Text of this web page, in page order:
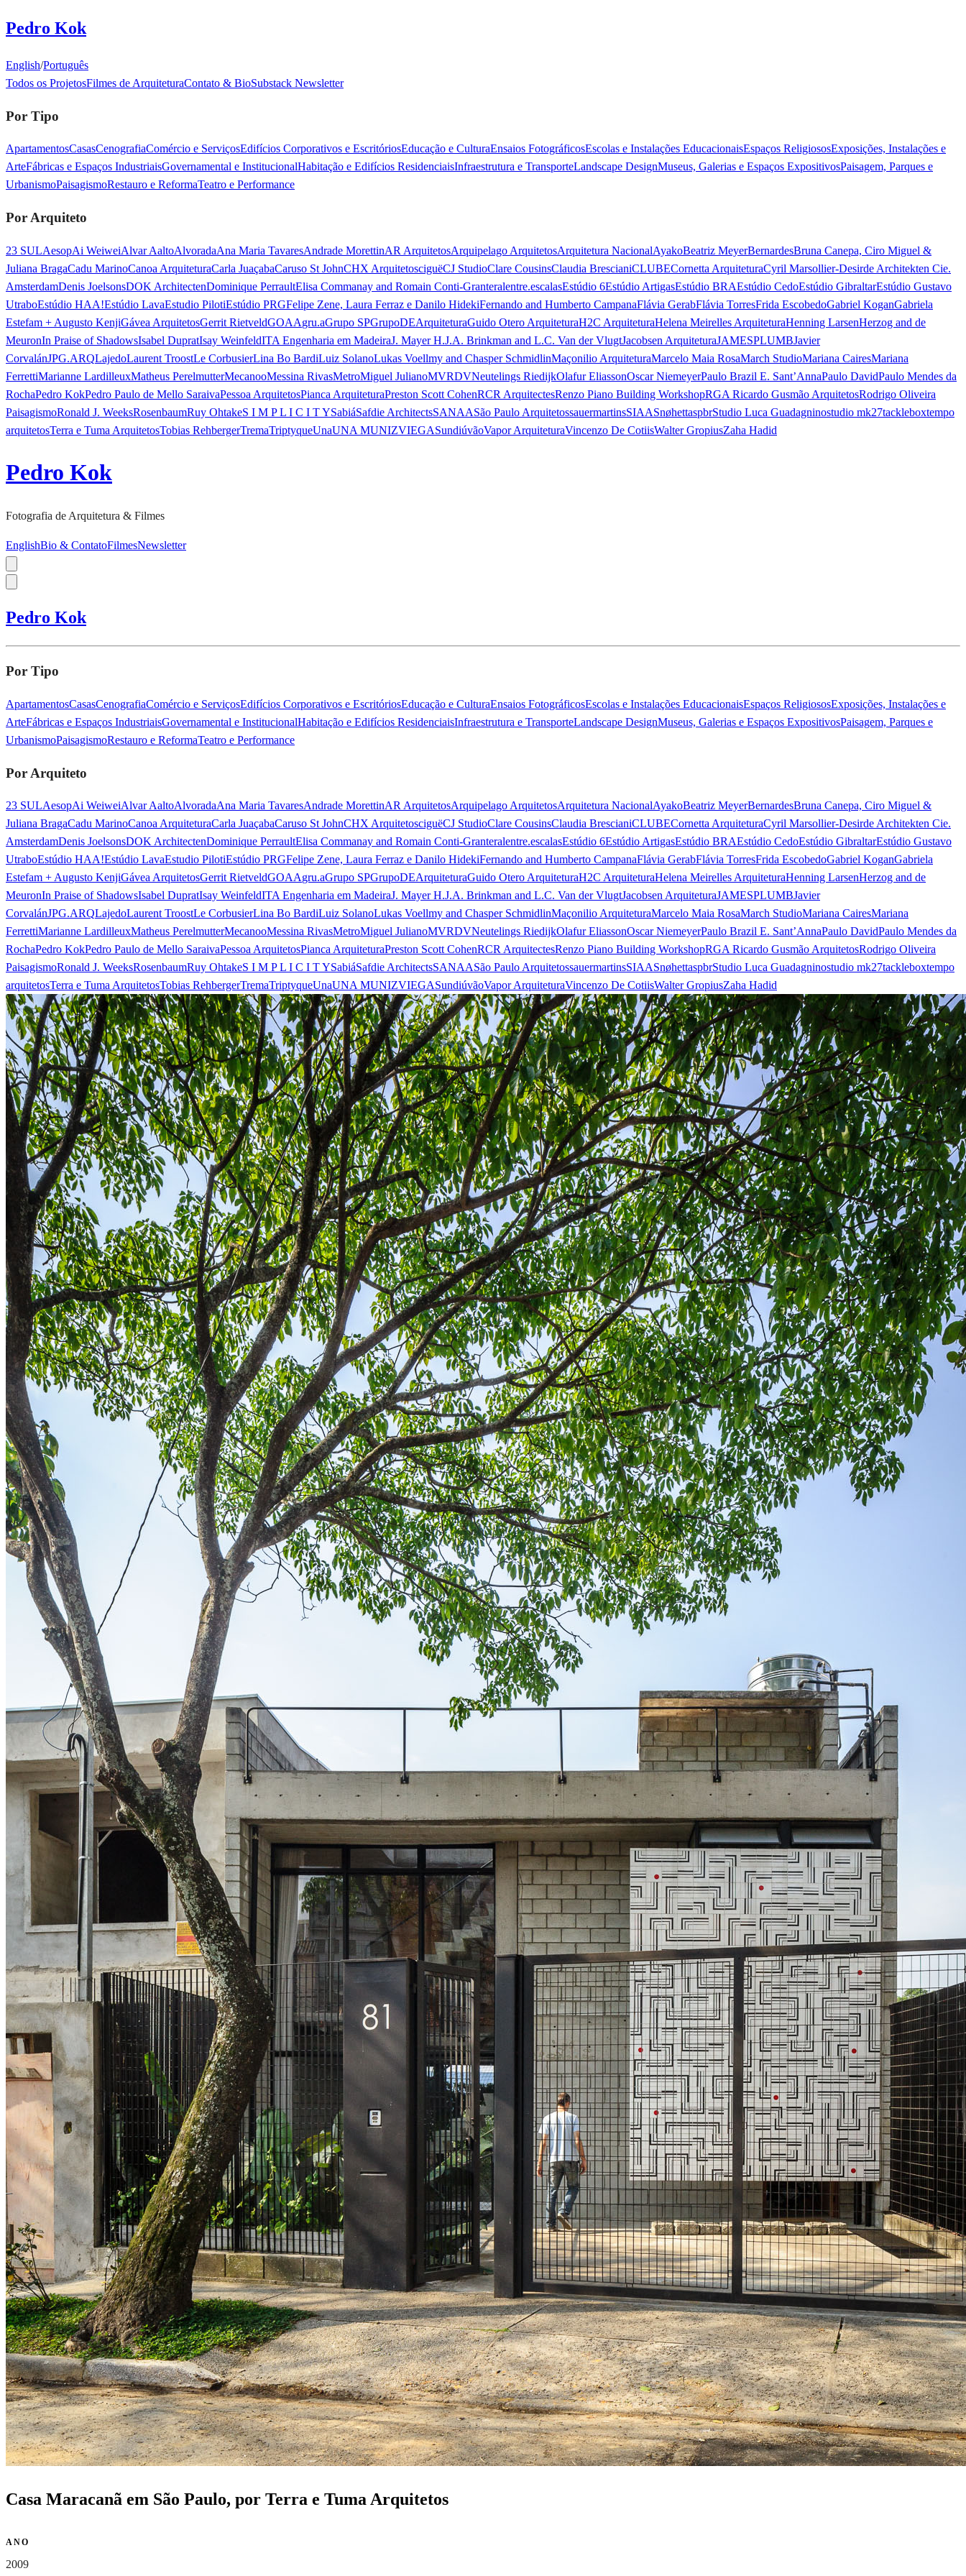
Pedro Kok
English/Português
Todos os ProjetosFilmes de ArquiteturaContato & BioSubstack Newsletter
Por Tipo
ApartamentosCasasCenografiaComércio e ServiçosEdifícios Corporativos e EscritóriosEducação e CulturaEnsaios FotográficosEscolas e Instalações EducacionaisEspaços ReligiososExposições, Instalações e
ArteFábricas e Espaços IndustriaisGovernamental e InstitucionalHabitação e Edifícios ResidenciaisInfraestrutura e TransporteLandscape DesignMuseus, Galerias e Espaços ExpositivosPaisagem, Parques e
UrbanismoPaisagismoRestauro e ReformaTeatro e Performance
Por Arquiteto
23 SULAesopAi WeiweiAlvar AaltoAlvoradaAna Maria TavaresAndrade MorettinAR ArquitetosArquipelago ArquitetosArquitetura NacionalAyakoBeatriz MeyerBernardesBruna Canepa, Ciro Miguel &
Juliana BragaCadu MarinoCanoa ArquiteturaCarla JuaçabaCaruso St JohnCHX ArquitetosciguëCJ StudioClare CousinsClaudia BrescianiCLUBECornetta ArquiteturaCyril Marsollier-Desirde Architekten Cie.
AmsterdamDenis JoelsonsDOK ArchitectenDominique PerraultElisa Commanay and Romain Conti-Granteralentre.escalasEstúdio 6Estúdio ArtigasEstúdio BRAEstúdio CedoEstúdio GibraltarEstúdio Gustavo
UtraboEstúdio HAA!Estúdio LavaEstudio PilotiEstúdio PRGFelipe Zene, Laura Ferraz e Danilo HidekiFernando and Humberto CampanaFlávia GerabFlávia TorresFrida EscobedoGabriel KoganGabriela
Estefam + Augusto KenjiGávea ArquitetosGerrit RietveldGOAAgru.aGrupo SPGrupoDEArquiteturaGuido Otero ArquiteturaH2C ArquiteturaHelena Meirelles ArquiteturaHenning LarsenHerzog and de
MeuronIn Praise of ShadowsIsabel DupratIsay WeinfeldITA Engenharia em MadeiraJ. Mayer H.J.A. Brinkman and L.C. Van der VlugtJacobsen ArquiteturaJAMESPLUMBJavier
CorvalánJPG.ARQLajedoLaurent TroostLe CorbusierLina Bo BardiLuiz SolanoLukas Voellmy and Chasper SchmidlinMaçonilio ArquiteturaMarcelo Maia RosaMarch StudioMariana CairesMariana
FerrettiMarianne LardilleuxMatheus PerelmutterMecanooMessina RivasMetroMiguel JulianoMVRDVNeutelings RiedijkOlafur EliassonOscar NiemeyerPaulo Brazil E. Sant’AnnaPaulo DavidPaulo Mendes da
RochaPedro KokPedro Paulo de Mello SaraivaPessoa ArquitetosPianca ArquiteturaPreston Scott CohenRCR ArquitectesRenzo Piano Building WorkshopRGA Ricardo Gusmão ArquitetosRodrigo Oliveira
PaisagismoRonald J. WeeksRosenbaumRuy OhtakeS I M P L I C I T YSabiáSafdie ArchitectsSANAASão Paulo ArquitetossauermartinsSIAASnøhettaspbrStudio Luca Guadagninostudio mk27tackleboxtempo
arquitetosTerra e Tuma ArquitetosTobias RehbergerTremaTriptyqueUnaUNA MUNIZVIEGASundiúvãoVapor ArquiteturaVincenzo De CotiisWalter GropiusZaha Hadid
Pedro Kok
Fotografia de Arquitetura & Filmes
EnglishBio & ContatoFilmesNewsletter
Pedro Kok
Por Tipo
ApartamentosCasasCenografiaComércio e ServiçosEdifícios Corporativos e EscritóriosEducação e CulturaEnsaios FotográficosEscolas e Instalações EducacionaisEspaços ReligiososExposições, Instalações e
ArteFábricas e Espaços IndustriaisGovernamental e InstitucionalHabitação e Edifícios ResidenciaisInfraestrutura e TransporteLandscape DesignMuseus, Galerias e Espaços ExpositivosPaisagem, Parques e
UrbanismoPaisagismoRestauro e ReformaTeatro e Performance
Por Arquiteto
23 SULAesopAi WeiweiAlvar AaltoAlvoradaAna Maria TavaresAndrade MorettinAR ArquitetosArquipelago ArquitetosArquitetura NacionalAyakoBeatriz MeyerBernardesBruna Canepa, Ciro Miguel &
Juliana BragaCadu MarinoCanoa ArquiteturaCarla JuaçabaCaruso St JohnCHX ArquitetosciguëCJ StudioClare CousinsClaudia BrescianiCLUBECornetta ArquiteturaCyril Marsollier-Desirde Architekten Cie.
AmsterdamDenis JoelsonsDOK ArchitectenDominique PerraultElisa Commanay and Romain Conti-Granteralentre.escalasEstúdio 6Estúdio ArtigasEstúdio BRAEstúdio CedoEstúdio GibraltarEstúdio Gustavo
UtraboEstúdio HAA!Estúdio LavaEstudio PilotiEstúdio PRGFelipe Zene, Laura Ferraz e Danilo HidekiFernando and Humberto CampanaFlávia GerabFlávia TorresFrida EscobedoGabriel KoganGabriela
Estefam + Augusto KenjiGávea ArquitetosGerrit RietveldGOAAgru.aGrupo SPGrupoDEArquiteturaGuido Otero ArquiteturaH2C ArquiteturaHelena Meirelles ArquiteturaHenning LarsenHerzog and de
MeuronIn Praise of ShadowsIsabel DupratIsay WeinfeldITA Engenharia em MadeiraJ. Mayer H.J.A. Brinkman and L.C. Van der VlugtJacobsen ArquiteturaJAMESPLUMBJavier
CorvalánJPG.ARQLajedoLaurent TroostLe CorbusierLina Bo BardiLuiz SolanoLukas Voellmy and Chasper SchmidlinMaçonilio ArquiteturaMarcelo Maia RosaMarch StudioMariana CairesMariana
FerrettiMarianne LardilleuxMatheus PerelmutterMecanooMessina RivasMetroMiguel JulianoMVRDVNeutelings RiedijkOlafur EliassonOscar NiemeyerPaulo Brazil E. Sant’AnnaPaulo DavidPaulo Mendes da
RochaPedro KokPedro Paulo de Mello SaraivaPessoa ArquitetosPianca ArquiteturaPreston Scott CohenRCR ArquitectesRenzo Piano Building WorkshopRGA Ricardo Gusmão ArquitetosRodrigo Oliveira
PaisagismoRonald J. WeeksRosenbaumRuy OhtakeS I M P L I C I T YSabiáSafdie ArchitectsSANAASão Paulo ArquitetossauermartinsSIAASnøhettaspbrStudio Luca Guadagninostudio mk27tackleboxtempo
arquitetosTerra e Tuma ArquitetosTobias RehbergerTremaTriptyqueUnaUNA MUNIZVIEGASundiúvãoVapor ArquiteturaVincenzo De CotiisWalter GropiusZaha Hadid
Casa Maracanã em São Paulo, por Terra e Tuma Arquitetos
ANO
2009